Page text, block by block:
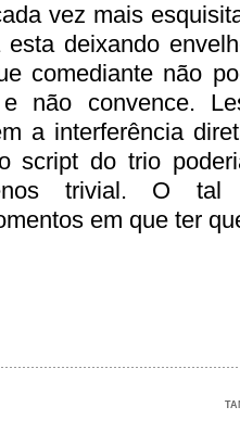
vez mais
deixando
comediante não
não convence.
a interferência
script do trio
trivial. O tal
em que ter